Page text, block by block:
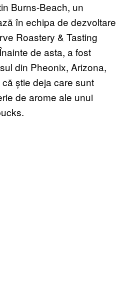
Burns-Beach, un
în echipa de dezvoltare
Roastery & Tasting
de asta, a fost
din Pheonix, Arizona,
știe deja care sunt
de arome ale unui